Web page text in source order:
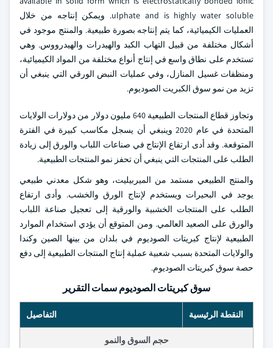
ulphate and is highly water soluble. ويمكن إنتاجه من خلال
العمليات الكيميائية، كما يتم إنتاجه بصورة طبيعية. والمنتج موجود في
أشكال مختلفة من قبيل التهاب الكبد والهيدرات والهيدرووس. وهي
تستخدم على نطاق واسع في إنتاج أنواع مختلفة من المواد الكيميائية،
ومنظفات غسيل المنازل، وفي عمليات النبض الورقي التي ينبغي أن
تزيد من نمو سوق الكبريت الصوديوم.
وتجاوز قطاع المنتجات الطبيعية 640 مليون دولار من دولارات الولايات
المتحدة في عام 2020 وينبغي أن يسجل مكاسب كبيرة في الفترة
المتوقعة. وقد أدى ارتفاع الإنتاج في صناعات اللباب والورق إلى زيادة
الطلب على المنتجات التي ينبغي أن تحفز نمو المنتجات الطبيعية.
والمنتج الطبيعي مستمد من الميربيليت، وهو شكل معدني طبيعي
يوجد في البحيرات ويستخدم لإنتاج الورق والخشب. وأدى ارتفاع
الطلب على المنتجات الخشبية والورقية إلى تعجيل صناعة اللباب
والورق على الصعيد العالمي. ومن المتوقع أن يؤدي استخدام الموارد
الطبيعية لإنتاج كبريتات الصوديوم في بلدان من بينها الصين وكندا
والولايات المتحدة بسبب شعبية عملية إنتاج المنتجات الطبيعية إلى دفع
حصة سوق كبريتات الصوديوم.
سوق كبريتات الصوديوم سمات التقرير
النقطة الرئيسية التفاصيل
حجم السوق والنمو